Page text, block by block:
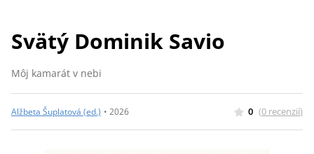
Svätý Dominik Savio
Môj kamarát v nebi
Alžbeta Šuplatová (ed.) • 2026 0 (0 recenzií)